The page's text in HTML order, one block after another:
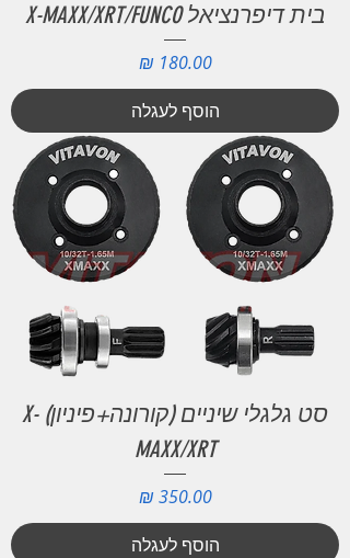
בית דיפרנציאל X-MAXX/XRT/FUNCO
מחיר‏180.00 ‏₪
הוסף לעגלה
סט גלגלי שיניים (קורונה+פיניון) X-
MAXX/XRT
מחיר‏350.00 ‏₪
הוסף לעגלה